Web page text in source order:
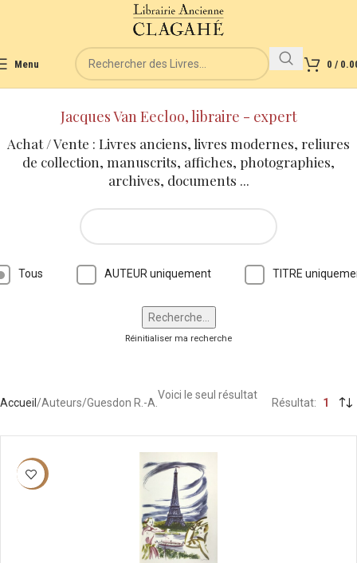
Menu 0 /
Jacques Van Eecloo, libraire - expert
Achat / Vente : Livres anciens, livres modernes, reliures
de collection, manuscrits, affiches, photographies,
archives, documents ...
Tous AUTEUR uniquement TITRE
Réinitialiser ma recherche
Accueil Auteurs Guesdon R.-A.
Voici le seul résultat
Résultat 1
-40%